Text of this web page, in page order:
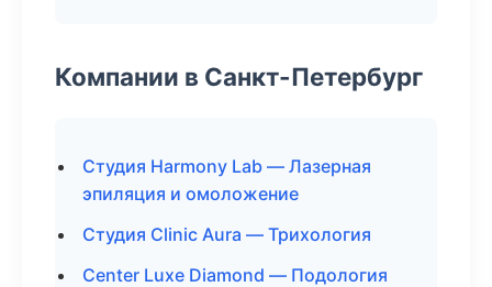
Компании в Санкт-Петербург
Студия Harmony Lab — Лазерная
эпиляция и омоложение
Студия Clinic Aura — Трихология
Center Luxe Diamond — Подология